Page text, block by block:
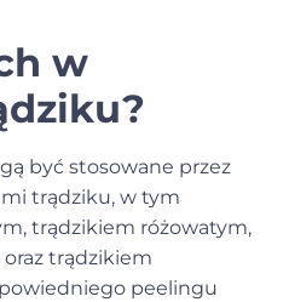
w
być stosowane przez
trądziku, w tym
trądzikiem różowatym,
trądzikiem
peelingu